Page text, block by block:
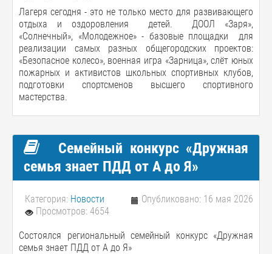
Лагеря сегодня - это не только место для развивающего
отдыха и оздоровления детей. ДООЛ «Заря»,
«Солнечный», «Молодежное» - базовые площадки для
реализации самых разных общегородских проектов:
«Безопасное колесо», военная игра «Зарница», слёт юных
пожарных и активистов школьных спортивных клубов,
подготовки спортсменов высшего спортивного
мастерства.
Семейный конкурс «Дружная
семья знает ПДД от А до Я»
Категория: Новости
Опубликовано: 16 мая 2026
Просмотров: 4654
Состоялся региональный семейный конкурс «Дружная
семья знает ПДД от А до Я»